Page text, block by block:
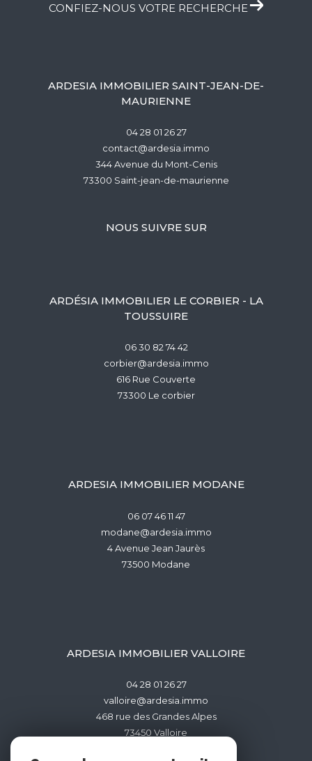
CONFIEZ-NOUS VOTRE RECHERCHE
ARDESIA IMMOBILIER SAINT-JEAN-DE-
MAURIENNE
04 28 01 26 27
contact@ardesia.immo
344 Avenue du Mont-Cenis
73300
saint-jean-de-maurienne
NOUS SUIVRE SUR
ARDÉSIA IMMOBILIER LE CORBIER - LA
TOUSSUIRE
06 30 82 74 42
corbier@ardesia.immo
616 Rue Couverte
73300
le corbier
ARDESIA IMMOBILIER MODANE
06 07 46 11 47
modane@ardesia.immo
4 Avenue Jean Jaurès
73500
modane
ARDESIA IMMOBILIER VALLOIRE
04 28 01 26 27
valloire@ardesia.immo
468 rue des Grandes Alpes
73450
valloire